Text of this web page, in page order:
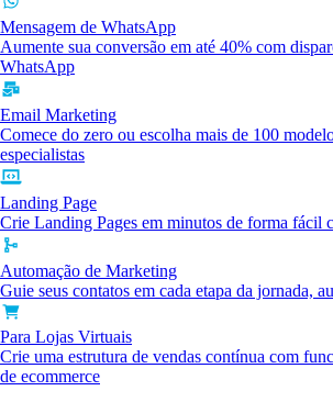
Mensagem de WhatsApp
Aumente sua conversão em até 40% com
WhatsApp
Email Marketing
Comece do zero ou escolha mais de 100
especialistas
Landing Page
Crie Landing Pages em minutos de forma fácil
Automação de Marketing
Guie seus contatos em cada etapa da jornada,
Para Lojas Virtuais
Crie uma estrutura de vendas contínua com
de ecommerce